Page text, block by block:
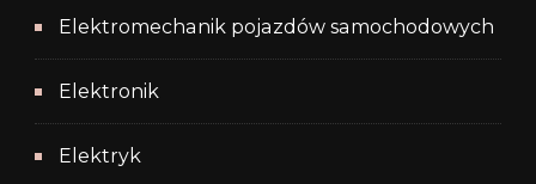
Elektromechanik pojazdów samochodowych
Elektronik
Elektryk